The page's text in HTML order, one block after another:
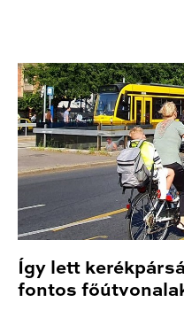
Így lett
fontos